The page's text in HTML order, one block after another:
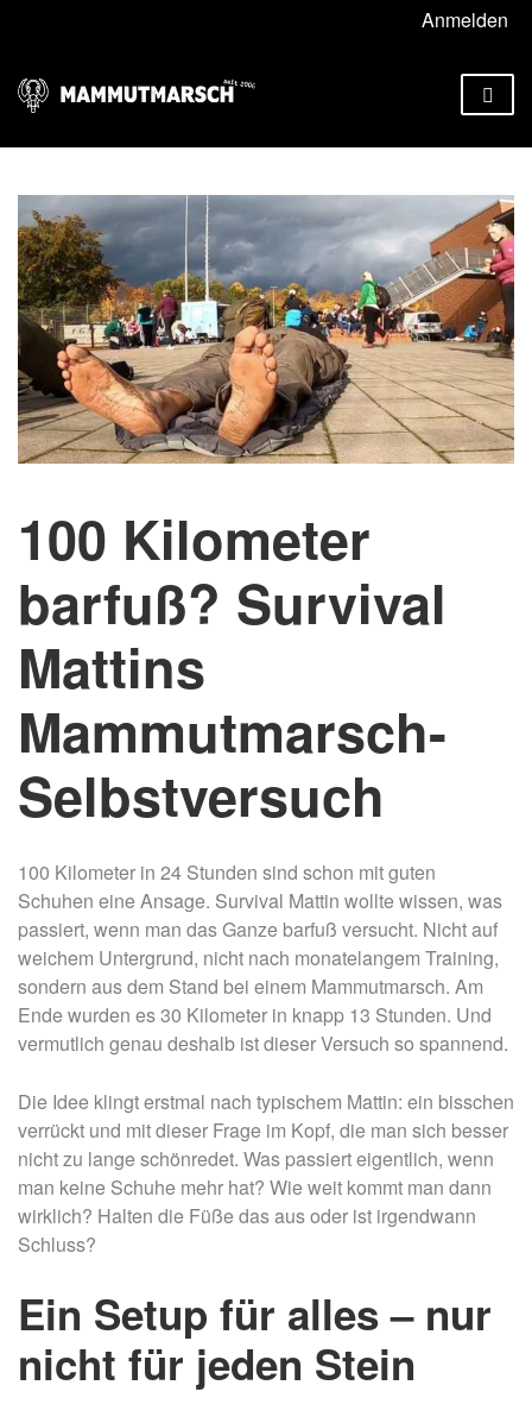
Anmelden
100 Kilometer
barfuß? Survival
Mattins
Mammutmarsch-
Selbstversuch
100 Kilometer in 24 Stunden sind schon mit guten
Schuhen eine Ansage. Survival Mattin wollte wissen, was
passiert, wenn man das Ganze barfuß versucht. Nicht auf
weichem Untergrund, nicht nach monatelangem Training,
sondern aus dem Stand bei einem Mammutmarsch. Am
Ende wurden es 30 Kilometer in knapp 13 Stunden. Und
vermutlich genau deshalb ist dieser Versuch so spannend.
Die Idee klingt erstmal nach typischem Mattin: ein bisschen
verrückt und mit dieser Frage im Kopf, die man sich besser
nicht zu lange schönredet. Was passiert eigentlich, wenn
man keine Schuhe mehr hat? Wie weit kommt man dann
wirklich? Halten die Füße das aus oder ist irgendwann
Schluss?
Ein Setup für alles – nur
nicht für jeden Stein